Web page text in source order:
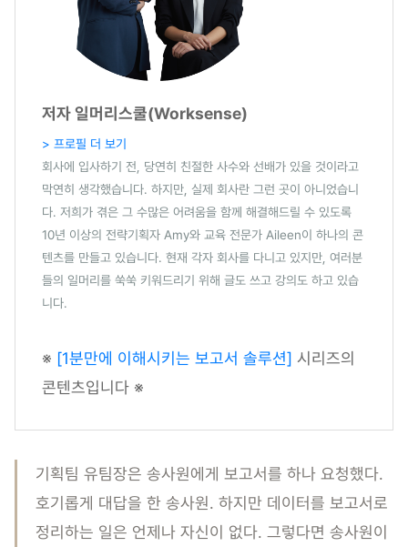
저자 일머리스쿨(Worksense)
> 프로필 더 보기
회사에 입사하기 전, 당연히 친절한 사수와 선배가 있을 것이라고
막연히 생각했습니다. 하지만, 실제 회사란 그런 곳이 아니었습니
다. 저희가 겪은 그 수많은 어려움을 함께 해결해드릴 수 있도록
10년 이상의 전략기획자 Amy와 교육 전문가 Aileen이 하나의 콘
텐츠를 만들고 있습니다. 현재 각자 회사를 다니고 있지만, 여러분
들의 일머리를 쑥쑥 키워드리기 위해 글도 쓰고 강의도 하고 있습
니다.
※ [1분만에 이해시키는 보고서 솔루션] 시리즈의
콘텐츠입니다 ※
기획팀 유팀장은 송사원에게 보고서를 하나 요청했다.
호기롭게 대답을 한 송사원. 하지만 데이터를 보고서로
정리하는 일은 언제나 자신이 없다. 그렇다면 송사원이